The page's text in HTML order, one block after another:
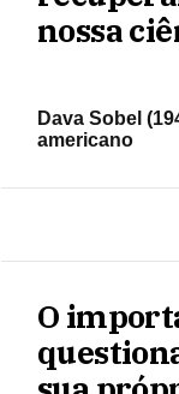
nossa
Dava Sobel
americano
O